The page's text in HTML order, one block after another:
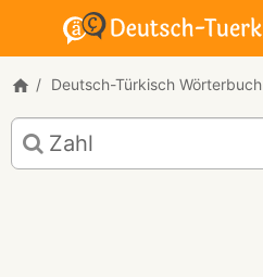
Deutsch-Türkisch Wörterbuch
Deutsch-
Türkisch
Übersetzung